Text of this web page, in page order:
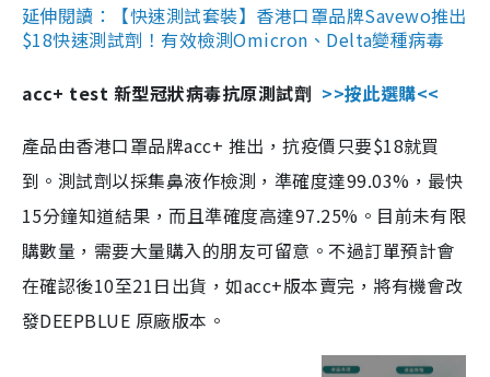
延伸閱讀：【快速測試套裝】香港口罩品牌Savewo推出
$18快速測試劑！有效檢測Omicron、Delta變種病毒
acc+ test 新型冠狀病毒抗原測試劑 >>按此選購<<
產品由香港口罩品牌acc+ 推出，抗疫價只要$18就買
到。測試劑以採集鼻液作檢測，準確度達99.03%，最快
15分鐘知道結果，而且準確度高達97.25%。目前未有限
購數量，需要大量購入的朋友可留意。不過訂單預計會
在確認後10至21日出貨，如acc+版本賣完，將有機會改
發DEEPBLUE 原廠版本。